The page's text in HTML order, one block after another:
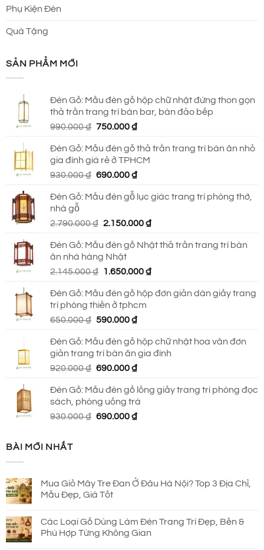
Phụ Kiện Đèn
Quà Tặng
SẢN PHẨM MỚI
Đèn Gỗ: Mẫu đèn gỗ hộp chữ nhật đứng thon gọn
thả trần trang trí bàn bar, bàn đảo bếp
990.000₫ Giá
là:
990.000 ₫.
750.000₫Giá
tại
là:
750.000 ₫.
Đèn Gỗ: Mẫu đèn gỗ thả trần trang trí bàn ăn nhỏ
gia đình giá rẻ ở TPHCM
930.000₫ Giá
là:
690.000₫Giá
tại
690.000 ₫.
Đèn Gỗ: Mẫu đèn gỗ lục giác trang trí phòng thờ,
nhà gỗ
2.790.000₫ Giá
là:
2.790.000 ₫.
2.150.000₫Giá
tại
2.150.000 ₫.
Đèn Gỗ: Mẫu đèn gỗ Nhật thả trần trang trí bàn
ăn nhà hàng Nhật
2.145.000₫
Giá
là:
2.145.000 ₫.
1.650.000₫Giá
tại
Đèn Gỗ: Mẫu đèn gỗ hộp đơn giản dán giấy trang
trí phòng thiền ở tphcm
650.000₫ Giá
là:
650.000 ₫.
590.000₫Giá
tại
là:
590.000 ₫.
Đèn Gỗ: Mẫu đèn gỗ hộp chữ nhật hoa văn đơn
giản trang trí bàn ăn gia đình
920.000₫ Giá
là:
920.000 ₫.
690.000₫Giá
tại
là:
690.000 ₫.
Đèn Gỗ: Mẫu đèn gỗ lồng giấy trang trí phòng đọc
sách, phòng uống trà
930.000₫ Giá
690.000₫Giá
BÀI MỚI NHẤT
Mua Giỏ Mây Tre Đan Ở Đâu Hà Nội? Top 3 Địa Chỉ,
Mẫu Đẹp, Giá Tốt
Các Loại Gỗ Dùng Làm Đèn Trang Trí Đẹp, Bền &
Phù Hợp Từng Không Gian